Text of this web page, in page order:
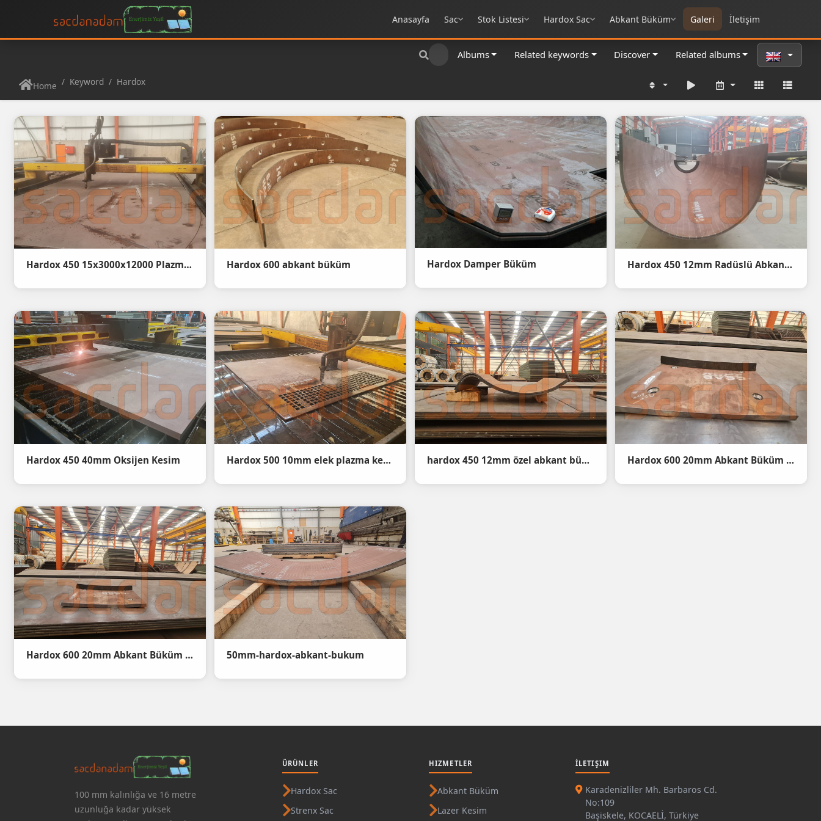
Anasayfa Sac Stok Listesi Hardox Sac Abkant Büküm Galeri İletişim
Albums Related keywords Discover Related albums
Home Keyword Hardox
Hardox 450 15x3000x12000 Plazma Kesim Hardox 600 abkant büküm Hardox Damper Büküm Hardox 450 12mm Radüslü Abkant Büküm
Hardox 450 40mm Oksijen Kesim Hardox 500 10mm elek plazma kesim hardox 450 12mm özel abkant büküm - Hardox 450 steel bending Hardox 600 20mm Abkant Büküm - Hardox 600 20mm steel bending
Hardox 600 20mm Abkant Büküm - Hardox 600 20mm steel bending - 1 50mm-hardox-abkant-bukum
100 mm kalınlığa ve 16 metre
uzunluğa kadar yüksek
ÜRÜNLER
Hardox Sac
Strenx Sac
HIZMETLER
Abkant Büküm
Lazer Kesim
İLETIŞIM
Karadenizliler Mh. Barbaros Cd.
No:109
Başiskele, KOCAELİ, Türkiye